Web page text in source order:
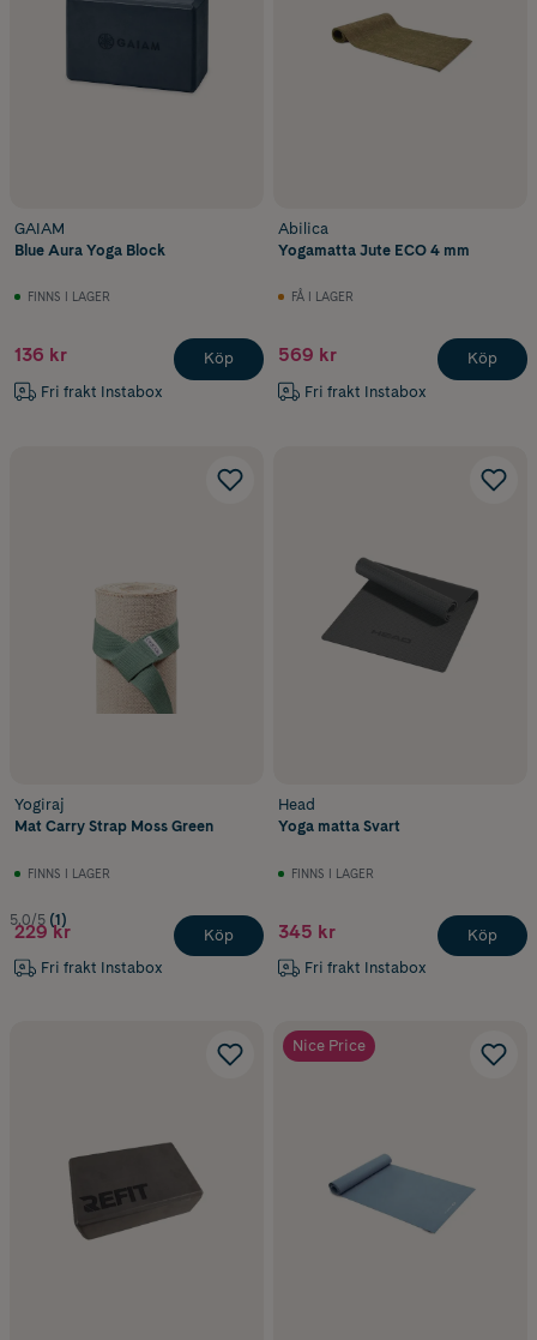
GAIAM
Blue Aura Yoga Block
FINNS I LAGER
136 kr
Fri frakt Instabox
Köp
Abilica
Yogamatta Jute ECO 4 mm
FÅ I LAGER
569 kr
Fri frakt Instabox
Köp
Yogiraj
Mat Carry Strap Moss Green
FINNS I LAGER
5.0/5 (1)
229 kr
Fri frakt Instabox
Köp
Head
Yoga matta Svart
FINNS I LAGER
345 kr
Fri frakt Instabox
Köp
Nice Price